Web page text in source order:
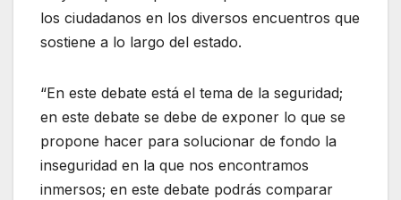
los ciudadanos en los diversos encuentros que
sostiene a lo largo del estado.
“En este debate está el tema de la seguridad;
en este debate se debe de exponer lo que se
propone hacer para solucionar de fondo la
inseguridad en la que nos encontramos
inmersos; en este debate podrás comparar